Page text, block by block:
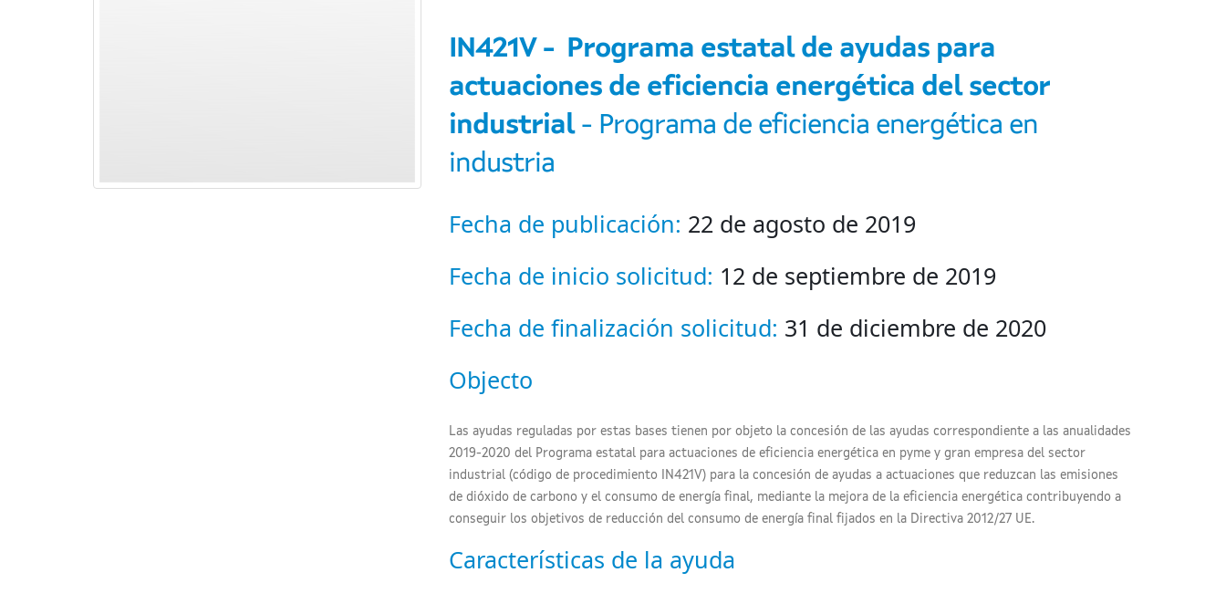
IN421V - Programa estatal de ayudas para
actuaciones de eficiencia energética del sector
industrial- Programa de eficiencia energética en
industria
Fecha de publicación: 22 de agosto de 2019
Fecha de inicio solicitud: 12 de septiembre de 2019
Fecha de finalización solicitud: 31 de diciembre de 2020
Objecto
Las ayudas reguladas por estas bases tienen por objeto la concesión de las ayudas correspondiente a las anualidades
2019-2020 del Programa estatal para actuaciones de eficiencia energética en pyme y gran empresa del sector
industrial (código de procedimiento IN421V) para la concesión de ayudas a actuaciones que reduzcan las emisiones
de dióxido de carbono y el consumo de energía final, mediante la mejora de la eficiencia energética contribuyendo a
conseguir los objetivos de reducción del consumo de energía final fijados en la Directiva 2012/27 UE.
Características de la ayuda